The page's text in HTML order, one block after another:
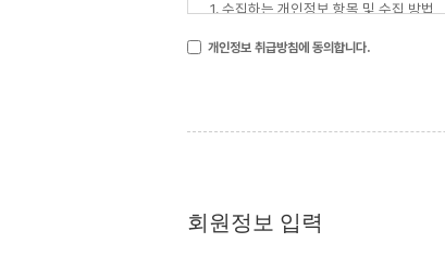
개인정보 취급방침에 동의합니다.
회원정보 입력